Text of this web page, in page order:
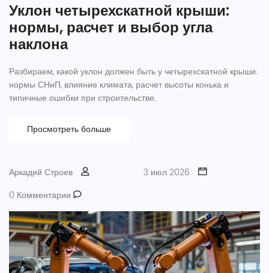
Уклон четырехскатной крыши:
нормы, расчет и выбор угла
наклона
Разбираем, какой уклон должен быть у четырехскатной крыши:
нормы СНиП, влияние климата, расчет высоты конька и
типичные ошибки при строительстве.
Просмотреть больше
Аркадий Строев
3 июл 2026
0 Комментарии